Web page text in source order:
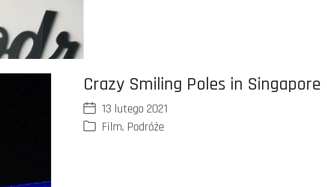
Crazy Smiling Poles in Singapore
13 lutego 2021
Film, Podróże